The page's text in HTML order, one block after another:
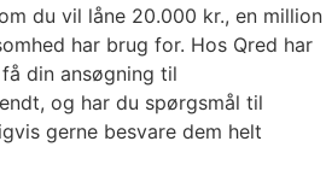
du vil låne 20.000 kr., en million
har brug for. Hos Qred har
din ansøgning til
og har du spørgsmål til
gerne besvare dem helt